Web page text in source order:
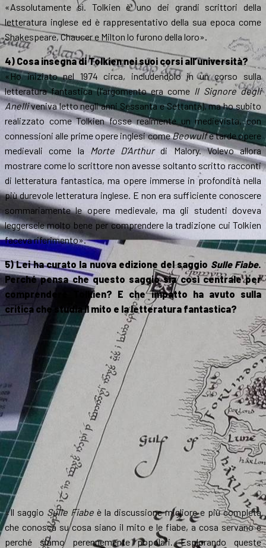
«Assolutamente sì. Tolkien è uno dei grandi scrittori della
letteratura inglese ed è rappresentativo della sua epoca come
Shakespeare, Chaucer e Milton lo furono della loro».
4) Cosa insegna di Tolkien nei suoi corsi all’università?
«Ho iniziato nel 1974 circa, includendolo in un corso sulla
letteratura fantastica (l’argomento era come Il Signore degli
Anelliveniva letto negli anni Sessanta e Settanta), ma ho subito
realizzato come Tolkien fosse realmente un medievista, con
connessioni alle prime opere inglesi comeBeowulfe tarde opere
medievali come la Morte D’Arthurdi Malory. Volevo allora
mostrare come lo scrittore non avesse soltanto scritto racconti
di letteratura fantastica, ma opere immerse in profondità nella
più durevole letteratura inglese. E non era sufficiente conoscere
sommariamente le opere medievale, ma gli studenti doveva
leggersele molto bene per comprendere la tradizione cui Tolkien
faceva riferimento».
5) Lei ha curato la nuova edizione del saggio Sulle Fiabe.
Perché pensa che questo saggio sia così centrale per
comprendere Tolkien? E che impatto ha avuto sulla
critica che studia il mito e la letteratura fantastica?
«Il saggio Sulle Fiabe è la discussione migliore e più completa
che conosca su cosa siano il mito e le fiabe, a cosa servano e
perché siamo perennemente popolari. Esplorando queste